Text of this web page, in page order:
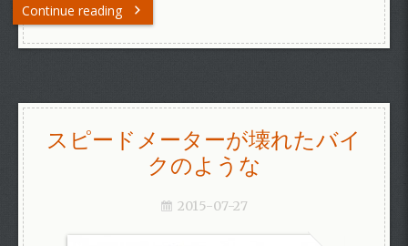
Continue reading
スピードメーターが壊れたバイ
クのような
2015-07-27